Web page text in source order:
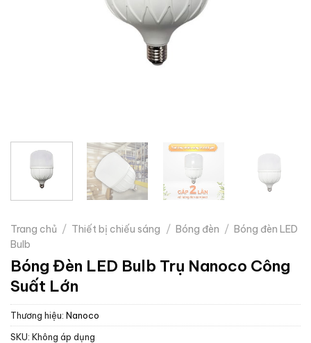
Trang chủ / Thiết bị chiếu sáng / Bóng đèn / Bóng đèn LED
Bulb
Bóng Đèn LED Bulb Trụ Nanoco Công
Suất Lớn
Thương hiệu: Nanoco
SKU: Không áp dụng